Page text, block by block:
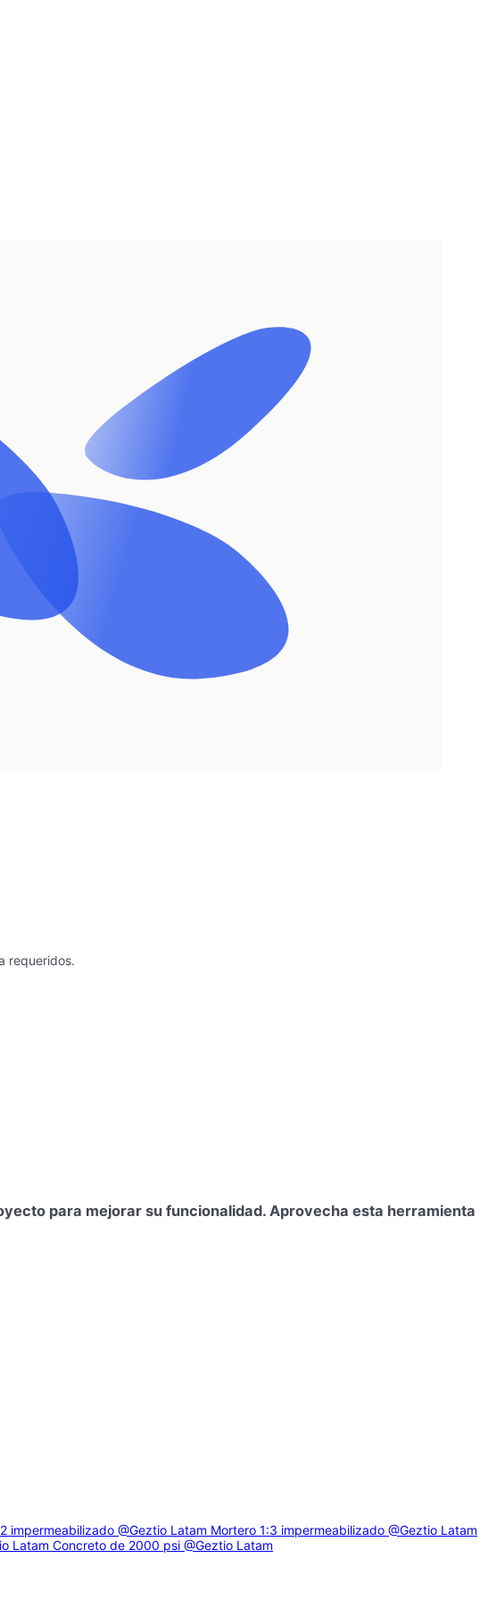
requeridos.
para mejorar su funcionalidad. Aprovecha esta herramienta
impermeabilizado @Geztio Latam Mortero 1:3 impermeabilizado @Geztio Latam
Latam Concreto de 2000 psi @Geztio Latam